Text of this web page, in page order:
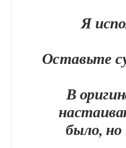
Я
Оставьте
В
было, но